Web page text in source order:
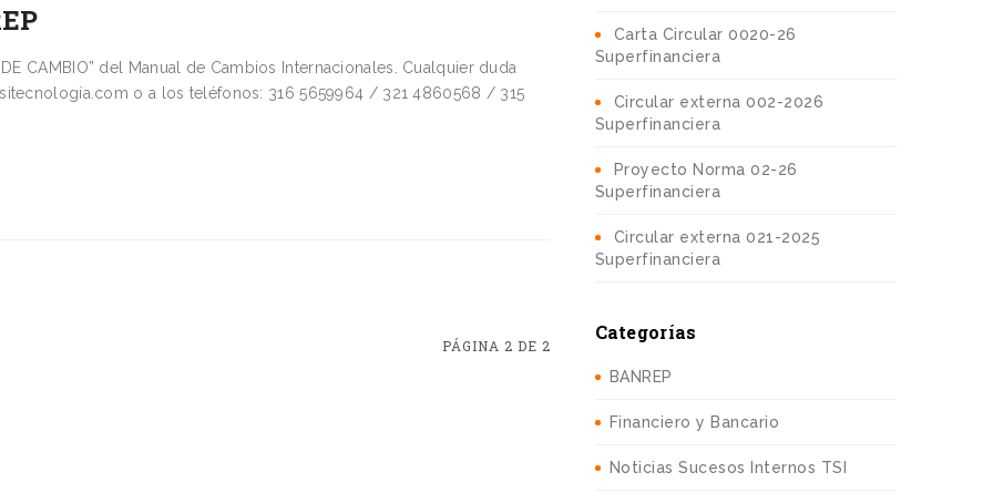
DE CAMBIO” del Manual de Cambios Internacionales. Cualquier duda
o a los teléfonos: 316 5659964 / 321 4860568 / 315
PÁGINA 2 DE 2
Carta Circular 0020-26
Superfinanciera
Circular externa 002-2026
Superfinanciera
Proyecto Norma 02-26
Superfinanciera
Circular externa 021-2025
Superfinanciera
Categorías
BANREP
Financiero y Bancario
Noticias Sucesos Internos TSI